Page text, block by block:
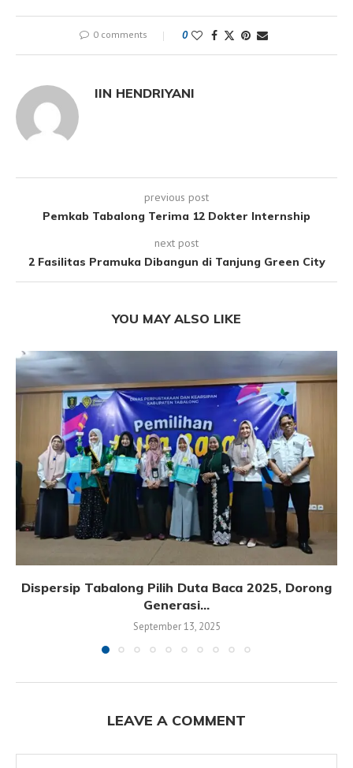
0 comments 0
IIN HENDRIYANI
previous post
Pemkab Tabalong Terima 12 Dokter Internship
next post
2 Fasilitas Pramuka Dibangun di Tanjung Green City
YOU MAY ALSO LIKE
Dispersip Tabalong Pilih Duta Baca 2025, Dorong
Generasi...
September 13, 2025
LEAVE A COMMENT